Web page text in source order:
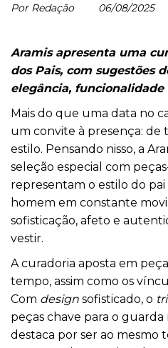
Por Redação 06/08/2025
Aramis apresenta uma
dos Pais, com sugestões
elegância, funcionalidade
Mais do que uma data no
um convite à presença: de
estilo. Pensando nisso, a
seleção especial com
representam o estilo do
homem em constante
sofisticação, afeto e
vestir.
A curadoria aposta em
tempo, assim como os
Com design sofisticado, o
peças chave para o
destaca por ser ao mesmo